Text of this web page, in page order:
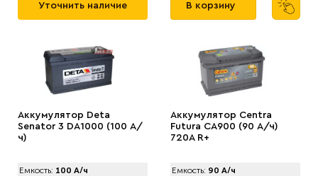
Уточнить наличие В корзину
Аккумулятор Deta
Senator 3 DA1000 (100 А/
ч)
Емкость: 100 А/ч
Аккумулятор Centra
Futura CA900 (90 А/ч)
720А R+
Емкость: 90 А/ч